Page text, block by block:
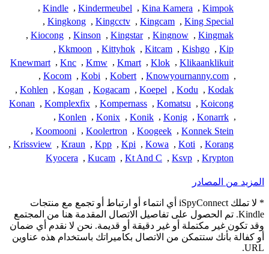
Kimpok
,
Kina Kamera
,
Kindermeubel
,
Kindle
,
King Special
,
Kingcam
,
Kingcctv
,
Kingkong
,
Kingmak
,
Kingnow
,
Kingstar
,
Kinson
,
Kiocong
,
Kip
,
Kishgo
,
Kitcam
,
Kittyhok
,
Kkmoon
,
Klikaanklikuit
,
Klok
,
Kmart
,
Kmw
,
Knc
,
Knewmart
,
Knowyournanny.com
,
Kobert
,
Kobi
,
Kocom
,
Kodak
,
Kodu
,
Koepel
,
Kogacam
,
Kogan
,
Kohlen
,
Koicong
,
Komatsu
,
Kompernass
,
Komplexfix
,
Konan
,
Konarrk
,
Konig
,
Konik
,
Konix
,
Konlen
,
Konnek Stein
,
Koogeek
,
Koolertron
,
Koomooni
,
Korang
,
Koti
,
Kowa
,
Kpi
,
Kpp
,
Kraun
,
Krissview
,
Krypton
,
Ksvp
,
Kt And C
,
Kucam
,
Kyocera
المزيد من المصادر
* لا تملك iSpyConnect أي انتماء أو ارتباط أو تجمع مع منتجات
Kindle. تم الحصول على تفاصيل الاتصال المقدمة هنا من المجتمع
وقد تكون غير مكتملة أو غير دقيقة أو قديمة. نحن لا نقدم أي ضمان
أو كفالة بأنك ستتمكن من الاتصال بكاميراتك باستخدام هذه عناوين
URL.